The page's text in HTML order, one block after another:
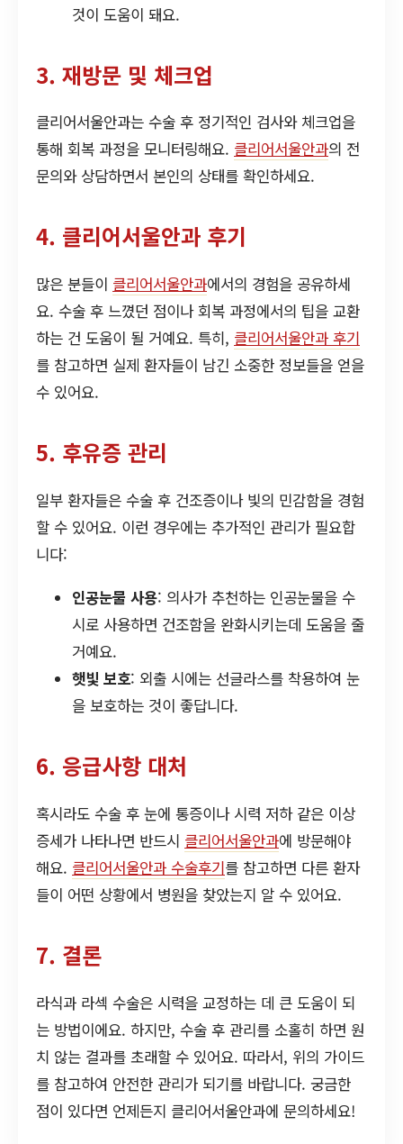
것이 도움이 돼요.
3. 재방문 및 체크업
클리어서울안과는 수술 후 정기적인 검사와 체크업을
통해 회복 과정을 모니터링해요. 클리어서울안과의 전
문의와 상담하면서 본인의 상태를 확인하세요.
4. 클리어서울안과 후기
많은 분들이 클리어서울안과에서의 경험을 공유하세
요. 수술 후 느꼈던 점이나 회복 과정에서의 팁을 교환
하는 건 도움이 될 거예요. 특히, 클리어서울안과 후기
를 참고하면 실제 환자들이 남긴 소중한 정보들을 얻을
수 있어요.
5. 후유증 관리
일부 환자들은 수술 후 건조증이나 빛의 민감함을 경험
할 수 있어요. 이런 경우에는 추가적인 관리가 필요합
니다:
인공눈물 사용: 의사가 추천하는 인공눈물을 수
시로 사용하면 건조함을 완화시키는데 도움을 줄
거예요.
햇빛 보호: 외출 시에는 선글라스를 착용하여 눈
을 보호하는 것이 좋답니다.
6. 응급사항 대처
혹시라도 수술 후 눈에 통증이나 시력 저하 같은 이상
증세가 나타나면 반드시 클리어서울안과에 방문해야
해요. 클리어서울안과 수술후기를 참고하면 다른 환자
들이 어떤 상황에서 병원을 찾았는지 알 수 있어요.
7. 결론
라식과 라섹 수술은 시력을 교정하는 데 큰 도움이 되
는 방법이에요. 하지만, 수술 후 관리를 소홀히 하면 원
치 않는 결과를 초래할 수 있어요. 따라서, 위의 가이드
를 참고하여 안전한 관리가 되기를 바랍니다. 궁금한
점이 있다면 언제든지 클리어서울안과에 문의하세요!